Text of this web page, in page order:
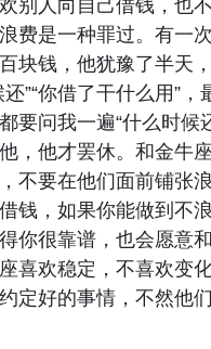
别人向自己借钱，也
费是一种罪过。有一
块钱，他犹豫了半天
”“你借了干什么用”，
要问我一遍“什么时候
，他才罢休。和金牛
不要在他们面前铺张
钱，如果你能做到不
你很靠谱，也会愿意
喜欢稳定，不喜欢变
定好的事情，不然他